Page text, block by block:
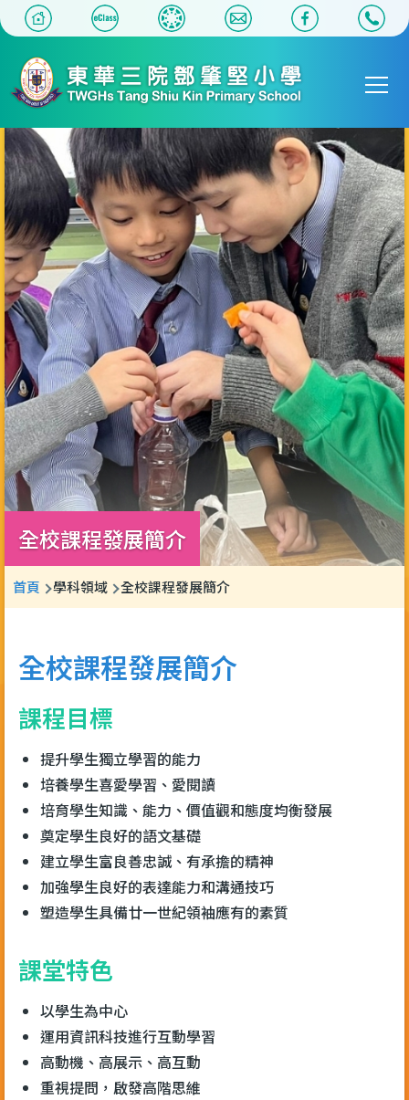
移至主內容
Main
全校課程發展簡介
導
航
結
首頁 學科領域 全校課程發展簡介
全校課程發展簡介
課程目標
提升學生獨立學習的能力
培養學生喜愛學習、愛閱讀
培育學生知識、能力、價值觀和態度均衡發展
奠定學生良好的語文基礎
建立學生富良善忠誠、有承擔的精神
加強學生良好的表達能力和溝通技巧
塑造學生具備廿一世紀領袖應有的素質
課堂特色
以學生為中心
運用資訊科技進行互動學習
高動機、高展示、高互動
重視提問，啟發高階思維